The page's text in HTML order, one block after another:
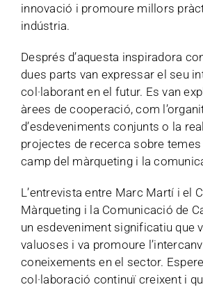
innovació i promoure millors
indústria.
Després d’aquesta inspiradora
dues parts van expressar el seu
col·laborant en el futur. Es van
àrees de cooperació, com
d’esdeveniments conjunts o la
projectes de recerca sobre
camp del màrqueting i la
L’entrevista entre Marc Martí i el
Màrqueting i la Comunicació de
un esdeveniment significatiu que
valuoses i va promoure
coneixements en el sector.
col·laboració continuï creixent i